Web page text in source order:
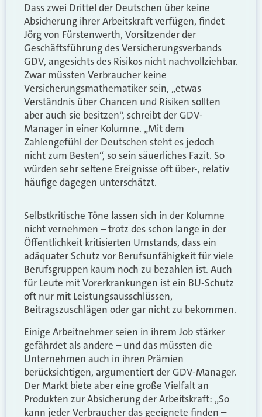
Dass zwei Drittel der Deutschen über keine
Absicherung ihrer Arbeitskraft verfügen, findet
Jörg von Fürstenwerth, Vorsitzender der
Geschäftsführung des Versicherungsverbands
GDV, angesichts des Risikos nicht nachvollziehbar.
Zwar müssten Verbraucher keine
Versicherungsmathematiker sein, „etwas
Verständnis über Chancen und Risiken sollten
aber auch sie besitzen“, schreibt der GDV-
Manager in einer Kolumne. „Mit dem
Zahlengefühl der Deutschen steht es jedoch
nicht zum Besten“, so sein säuerliches Fazit. So
würden sehr seltene Ereignisse oft über-, relativ
häufige dagegen unterschätzt.
Selbstkritische Töne lassen sich in der Kolumne
nicht vernehmen – trotz des schon lange in der
Öffentlichkeit kritisierten Umstands, dass ein
adäquater Schutz vor Berufsunfähigkeit für viele
Berufsgruppen kaum noch zu bezahlen ist. Auch
für Leute mit Vorerkrankungen ist ein BU-Schutz
oft nur mit Leistungsausschlüssen,
Beitragszuschlägen oder gar nicht zu bekommen.
Einige Arbeitnehmer seien in ihrem Job stärker
gefährdet als andere – und das müssten die
Unternehmen auch in ihren Prämien
berücksichtigen, argumentiert der GDV-Manager.
Der Markt biete aber eine große Vielfalt an
Produkten zur Absicherung der Arbeitskraft: „So
kann jeder Verbraucher das geeignete finden –